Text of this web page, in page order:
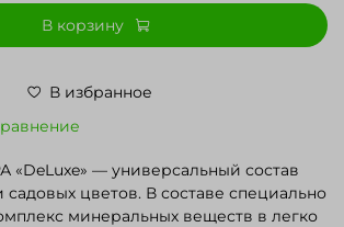
В избранное
В корзину
«DeLuxe» — универсальный состав
садовых цветов. В составе специально
минеральных веществ в легко